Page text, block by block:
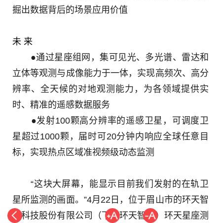
掘出数据背后的场景应用价值
未 来
●通过星座组网，集可见光、多光谱、雷达和
立体等观测与成像能力于一体，实现高频次、高分
辨率、全天候的对地观测能力，为各领域提供实
时、精准的遥感数据服务
●发射100颗高分辨率的遥感卫星，可调度卫
星超过1000颗，届时可20分钟内响应全球任意目
标，实现热点区域准视频级动态监测
“这块大屏幕，能显示目前我们发射的在轨卫
星所监测的画面。”4月22日，位于眉山市的环天智
慧科技股份有限公司（下称环天智慧）环天星座测